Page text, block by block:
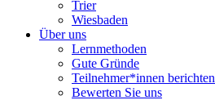
Trier
Wiesbaden
Über uns
Lernmethoden
Gute Gründe
Teilnehmer*innen berichten
Bewerten Sie uns